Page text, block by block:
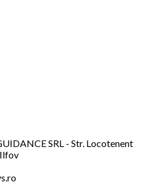
SRL - Str. Locotenent